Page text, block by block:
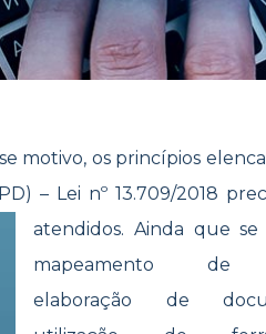
motivo, os princípios
– Lei nº 13.709/2018
atendidos. Ainda que
mapeamento de
elaboração de